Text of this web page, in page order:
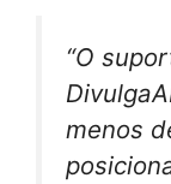
“O
menos